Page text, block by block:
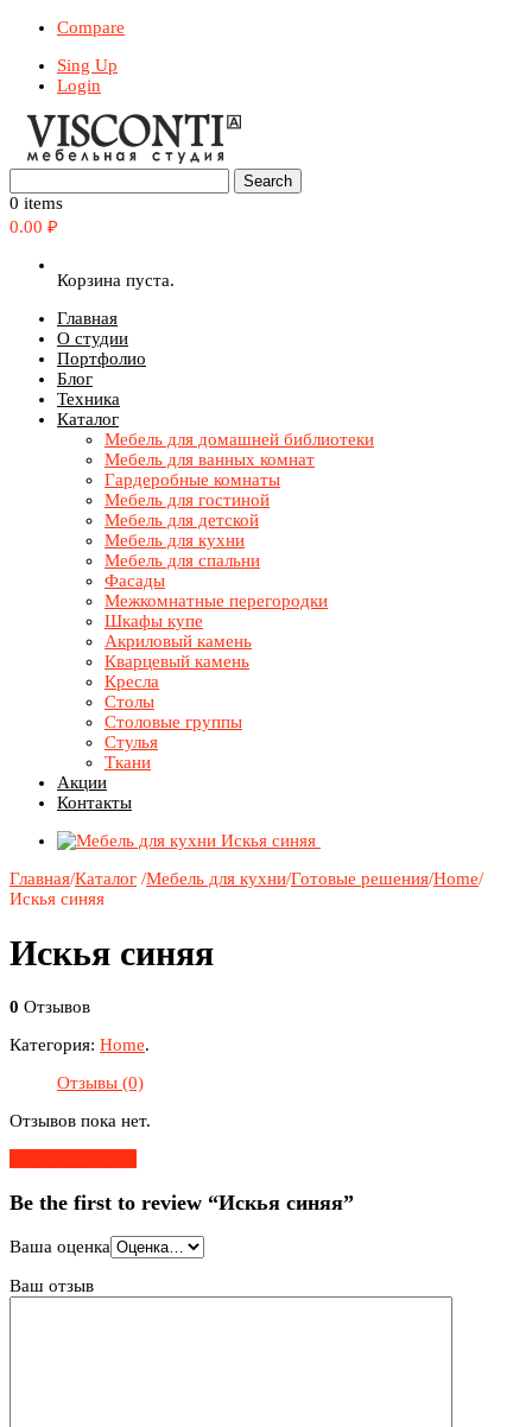
Compare
Sing Up
Login
0 items
0.00 ₽
Корзина пуста.
Главная
О студии
Портфолио
Блог
Техника
Каталог
Мебель для домашней библиотеки
Мебель для ванных комнат
Гардеробные комнаты
Мебель для гостиной
Мебель для детской
Мебель для кухни
Мебель для спальни
Фасады
Межкомнатные перегородки
Шкафы купе
Акриловый камень
Кварцевый камень
Кресла
Столы
Столовые группы
Стулья
Ткани
Акции
Контакты
Главная/Каталог /Мебель для кухни/Готовые решения/Home/
Искья синяя
Искья синяя
0 Отзывов
Категория: Home.
Отзывы (0)
Отзывов пока нет.
Be the first to review “Искья синяя”
Ваша оценка
Ваш отзыв